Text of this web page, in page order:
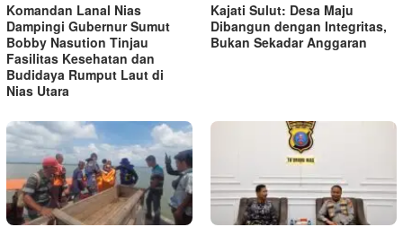
Komandan Lanal Nias
Dampingi Gubernur Sumut
Bobby Nasution Tinjau
Fasilitas Kesehatan dan
Budidaya Rumput Laut di
Nias Utara
Kajati Sulut: Desa Maju
Dibangun dengan Integritas,
Bukan Sekadar Anggaran